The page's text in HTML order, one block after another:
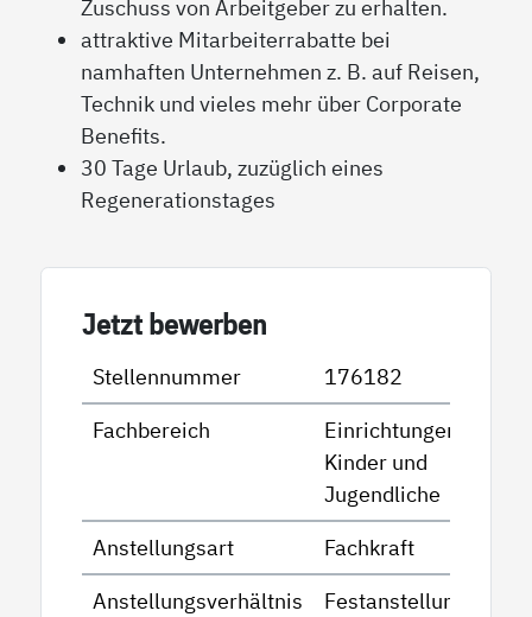
Zuschuss von Arbeitgeber zu erhalten.
attraktive Mitarbeiterrabatte bei
namhaften Unternehmen z. B. auf Reisen,
Technik und vieles mehr über Corporate
Benefits.
30 Tage Urlaub, zuzüglich eines
Regenerationstages
Jetzt bewerben
Stellennummer
176182
Fachbereich
Einrichtungen für
Kinder und
Jugendliche
Anstellungsart
Fachkraft
Anstellungsverhältnis
Festanstellung